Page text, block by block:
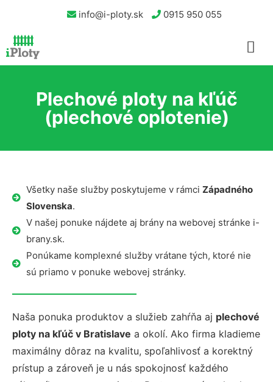
info@i-ploty.sk 0915 950 055
Plechové ploty na kľúč
(plechové oplotenie)
Všetky naše služby poskytujeme v rámci Západného
Slovenska.
V našej ponuke nájdete aj brány na webovej stránke i-
brany.sk.
Ponúkame komplexné služby vrátane tých, ktoré nie
sú priamo v ponuke webovej stránky.
Naša ponuka produktov a služieb zahŕňa aj plechové
ploty na kľúč v Bratislave a okolí. Ako firma kladieme
maximálny dôraz na kvalitu, spoľahlivosť a korektný
prístup a zároveň je u nás spokojnosť každého